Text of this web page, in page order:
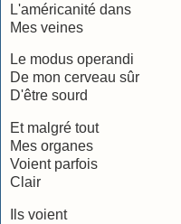
L'américanité dans
Mes veines
Le modus operandi
De mon cerveau sûr
D'être sourd
Et malgré tout
Mes organes
Voient parfois
Clair
Ils voient